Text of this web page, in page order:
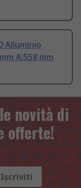
Alluminio
A:558 mm
novità di
offerte!
Iscriviti